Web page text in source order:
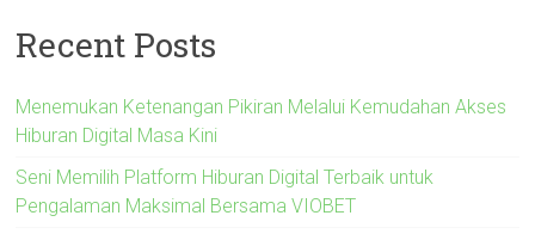
Recent Posts
Menemukan Ketenangan Pikiran Melalui Kemudahan Akses
Hiburan Digital Masa Kini
Seni Memilih Platform Hiburan Digital Terbaik untuk
Pengalaman Maksimal Bersama VIOBET